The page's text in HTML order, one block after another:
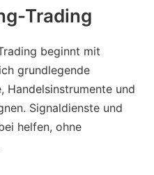
Trading
beginnt mit
grundlegende
Handelsinstrumente und
Signaldienste und
helfen, ohne